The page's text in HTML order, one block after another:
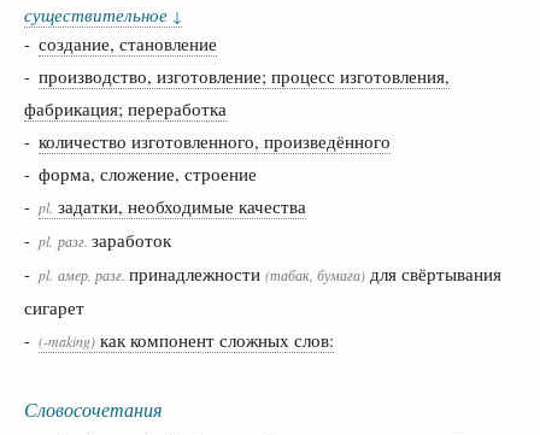
существительное ↓
- создание, становление
- производство, изготовление; процесс изготовления,
фабрикация; переработка
- количество изготовленного, произведённого
- форма, сложение, строение
- pl. задатки, необходимые качества
- pl. разг. заработок
- pl. амер. разг. принадлежности (табак, бумага) для свёртывания
сигарет
- (-making) как компонент сложных слов:
Словосочетания